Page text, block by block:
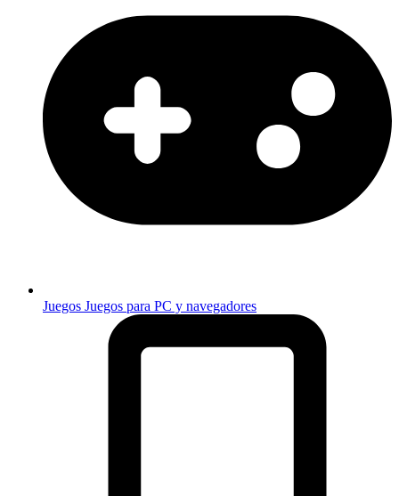
Juegos Juegos para PC y navegadores